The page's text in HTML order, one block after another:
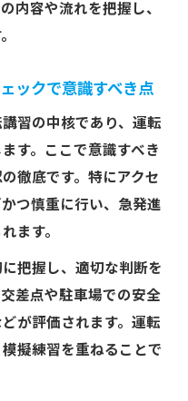
内容や流れを把握し、
ックで意識すべき点
習の中核であり、運転
す。ここで意識すべき
徹底です。特にアクセ
つ慎重に行い、急発進
ます。
把握し、適切な判断を
差点や駐車場での安全
が評価されます。運転
擬練習を重ねることで